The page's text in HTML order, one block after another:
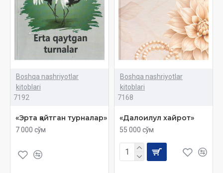
Boshqa nashriyotlar
kitoblari
7192
«Эрта қайтган турналар»
7 000 сўм
Boshqa nashriyotlar
kitoblari
7168
«Далоилул хайрот»
55 000 сўм